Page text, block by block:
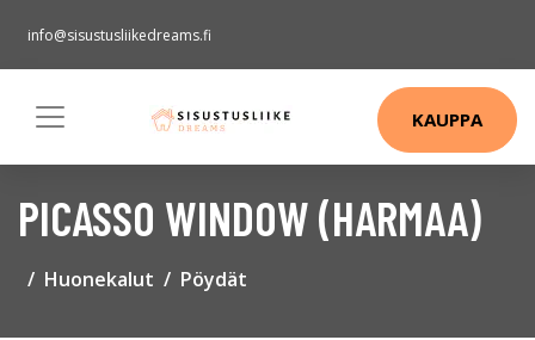
info@sisustusliikedreams.fi
KAUPPA
PICASSO WINDOW (HARMAA)
Huonekalut Pöydät